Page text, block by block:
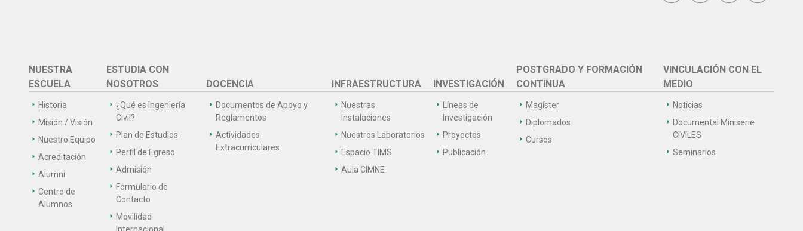
NUESTRA
ESCUELA
Historia
Misión / Visión
Nuestro Equipo
Acreditación
Alumni
Centro de
Alumnos
ESTUDIA CON
NOSOTROS
¿Qué es Ingeniería
Civil?
Plan de Estudios
Perfil de Egreso
Admisión
Formulario de
Contacto
Movilidad
DOCENCIA
Documentos de Apoyo y
Reglamentos
Actividades
Extracurriculares
INFRAESTRUCTURA
Nuestras
Instalaciones
Nuestros Laboratorios
Espacio TIMS
Aula CIMNE
INVESTIGACIÓN
Líneas de
Investigación
Proyectos
Publicación
POSTGRADO Y FORMACIÓN
CONTINUA
Magíster
Diplomados
Cursos
VINCULACIÓN CON EL
MEDIO
Noticias
Documental Miniserie
CIVILES
Seminarios